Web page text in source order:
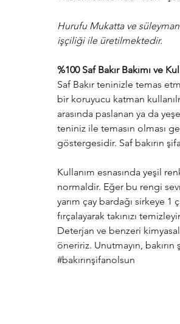
Hurufu Mukatta ve
işçiliği ile üretilmektedir.
%100 Saf Bakır Bakımı ve
Saf Bakır teninizle temas
bir koruyucu katman
arasında paslanan ya da
teniniz ile temasın olması
göstergesidir. Saf bakırın
Kullanım esnasında yeşil
normaldir. Eğer bu rengi
yarım çay bardağı sirkeye 1
fırçalayarak takınızı
Deterjan ve benzeri
öneririz. Unutmayın,
#bakırınşifanolsun